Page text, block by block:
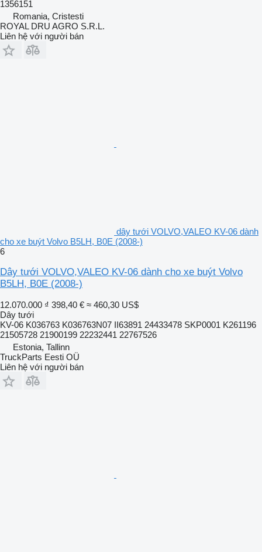
1356151
Romania, Cristesti
ROYAL DRU AGRO S.R.L.
Liên hệ với người bán
dây tưới VOLVO,VALEO KV-06 dành
cho xe buýt Volvo B5LH, B0E (2008-)
6
Dây tưới VOLVO,VALEO KV-06 dành cho xe buýt Volvo
B5LH, B0E (2008-)
12.070.000 ₫ 398,40 € ≈ 460,30 US$
Dây tưới
KV-06 K036763 K036763N07 II63891 24433478 SKP0001 K261196
21505728 21900199 22232441 22767526
Estonia, Tallinn
TruckParts Eesti OÜ
Liên hệ với người bán